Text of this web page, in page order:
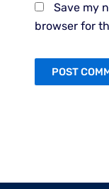
Save my
browser for